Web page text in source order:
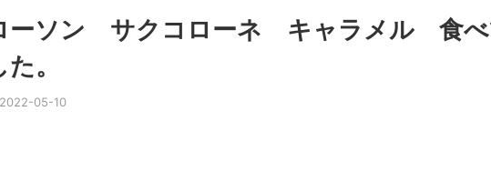
ーソン サクコローネ キャラメル 食べ
た。
2022-05-10